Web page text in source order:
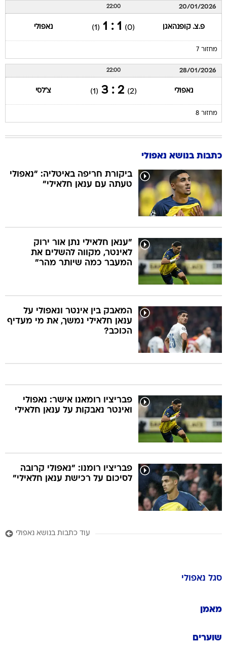
20/01/2026
22:00
פ.צ. קופנהאגן (0)
1 : 1
(1) נאפולי
מחזור 7
28/01/2026
22:00
נאפולי (2)
2 : 3
(1) צ'לסי
מחזור 8
כתבות בנושא נאפולי
ביקורת חריפה באיטליה: "נאפולי
טעתה עם ענאן חלאילי"
"ענאן חלאילי נתן אור ירוק
לאינטר, מקווה להשלים את
המעבר כמה שיותר מהר"
המאבק בין אינטר ונאפולי על
ענאן חלאילי נמשך, את מי מעדיף
הכוכב?
פבריציו רומאנו אישר: נאפולי
ואינטר נאבקות על ענאן חלאילי
פבריציו רומנו: "נאפולי קרובה
לסיכום על רכישת ענאן חלאילי"
עוד כתבות בנושא נאפולי
סגל נאפולי
מאמן
שוערים